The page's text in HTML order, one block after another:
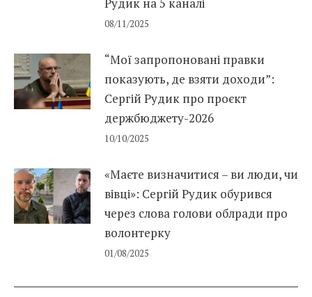
08/11/2025
“Мої запропоновані правки
показують, де взяти доходи”:
Сергій Рудик про проєкт
держбюджету-2026
10/10/2025
«Маєте визначитися – ви люди, чи
вівці»: Сергій Рудик обурився
через слова голови облради про
волонтерку
01/08/2025